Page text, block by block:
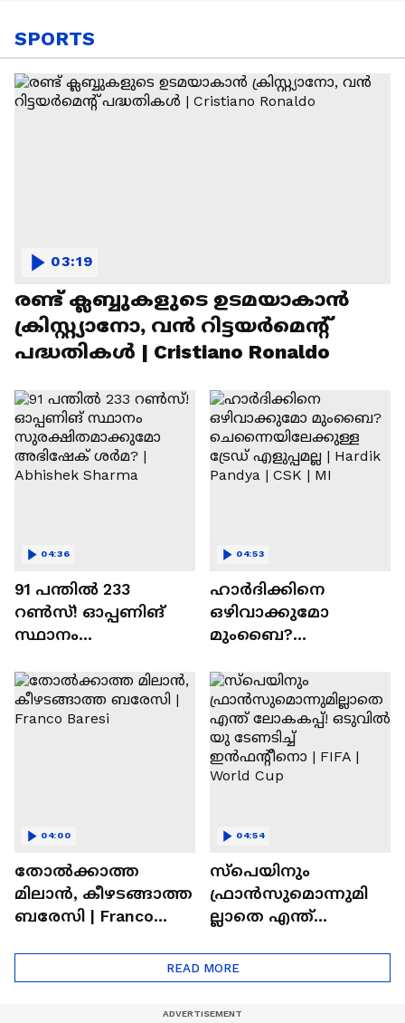
SPORTS
രണ്ട്‌ ക്ലബ്ബുകളുടെ ഉടമയാകാന്‍
ക്രിസ്റ്റ്യാനോ, വന്‍ റിട്ടയര്‍മെന്റ്‌
പദ്ധതികള്‍ | Cristiano Ronaldo
03:19
91 പന്തില്‍ 233
റണ്‍സ്! ഓപ്പണിങ്
സ്ഥാനം
അഭിഷേക് ശർമ? |
Abhishek Sharma
04:36
ഹാർദിക്കിനെ
ഒഴിവാക്കുമോ
മുംബൈ?
ട്രേഡ് എളുപ്പമല്ല |
Hardik Pandya | CSK |
MI
04:53
തോല്‍ക്കാത്ത
മിലാന്‍, കീഴടങ്ങാത്ത
ബരേസി | Franco
04:00
സ്പെയിനും
ഫ്രാൻസുമൊന്നുമി
ല്ലാതെ എന്ത്
യു ടേണടിച്ച്
ഇൻഫന്റീനൊ | FIFA |
04:54
READ MORE